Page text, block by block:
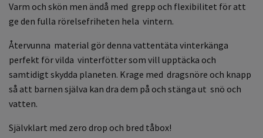
Varm och skön men ändå med grepp och flexibilitet för att
ge den fulla rörelsefriheten hela vintern.
Återvunna material gör denna vattentäta vinterkänga
perfekt för vilda vinterfötter som vill upptäcka och
samtidigt skydda planeten. Krage med dragsnöre och knapp
så att barnen själva kan dra dem på och stänga ut snö och
vatten.
Självklart med zero drop och bred tåbox!